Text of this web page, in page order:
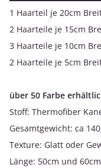
1 Haarteil je 20cm
2 Haarteile je 15cm
3 Haarteile je 10cm
2 Haarteile je 5cm
über 50 Farbe
Stoff: Thermofiber
Gesamtgewicht: ca
Texture: Glatt oder
Länge: 50cm und 60cm